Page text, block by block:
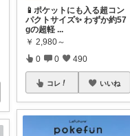
📱ポケットにも入る超コン
パクトサイズ✨ わずか約57
gの超軽 ...
￥ 2,980～
0 0 490
コレ いいね